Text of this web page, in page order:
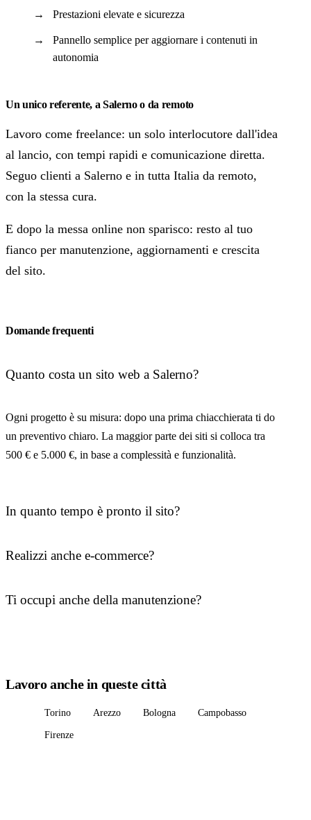
Prestazioni elevate e sicurezza
Pannello semplice per aggiornare i contenuti in
autonomia
Un unico referente, a Salerno o da remoto
Lavoro come freelance: un solo interlocutore dall'idea
al lancio, con tempi rapidi e comunicazione diretta.
Seguo clienti a Salerno e in tutta Italia da remoto,
con la stessa cura.
E dopo la messa online non sparisco: resto al tuo
fianco per manutenzione, aggiornamenti e crescita
del sito.
Domande frequenti
Quanto costa un sito web a Salerno?
Ogni progetto è su misura: dopo una prima chiacchierata ti do
un preventivo chiaro. La maggior parte dei siti si colloca tra
500 € e 5.000 €, in base a complessità e funzionalità.
In quanto tempo è pronto il sito?
Realizzi anche e-commerce?
Ti occupi anche della manutenzione?
Lavoro anche in queste città
Torino Arezzo Bologna
Campobasso
Firenze